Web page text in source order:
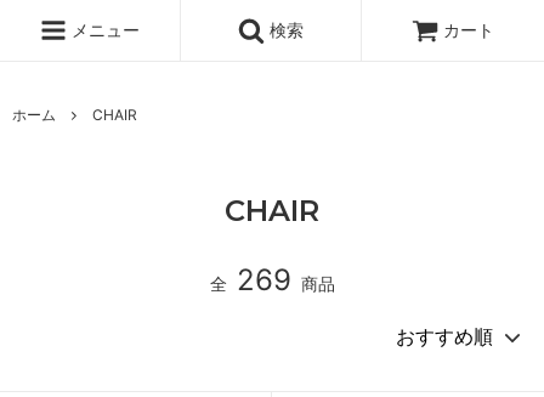
メニュー 検索 カート
ホーム CHAIR
CHAIR
全 269 商品